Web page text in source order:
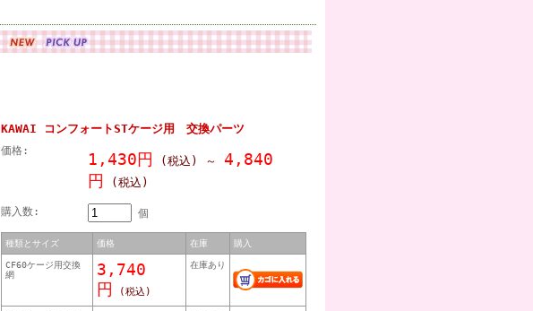
KAWAI コンフォートSTケージ用 交換パーツ
価格: 1,430円 (税込) ～
4,840
円
(税込)
購入数: 個
種類とサイズ 価格 在庫 購入
CF60ケージ用交換
網
3,740
円
(税込)
在庫あり